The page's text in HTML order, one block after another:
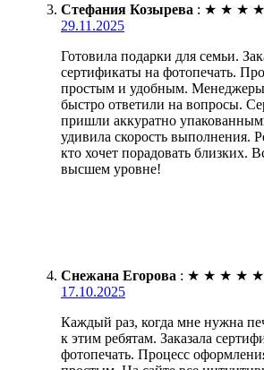
Стефания Козырева : ★ ★ ★ ★
29.11.2025
Готовила подарки для семьи.
сертификаты на фотопечать.
простым и удобным.
быстро ответили на вопросы.
пришли аккуратно
удивила скорость выполнения.
кто хочет порадовать близких.
высшем уровне!
Снежана Егорова : ★ ★ ★ ★ ★
17.10.2025
Каждый раз, когда мне нужна
к этим ребятам. Заказала
фотопечать. Процесс